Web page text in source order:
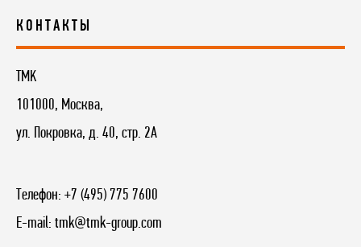
КОНТАКТЫ
TMK
101000, Москва,
ул. Покровка, д. 40, стр. 2А
Телефон: +7 (495) 775 7600
E-mail: tmk@tmk-group.com